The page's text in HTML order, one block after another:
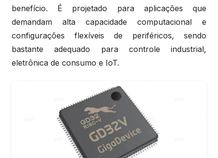
benefício. É projetado para aplicações que
demandam alta capacidade computacional e
configurações flexíveis de periféricos, sendo
bastante adequado para controle industrial,
eletrônica de consumo e IoT.